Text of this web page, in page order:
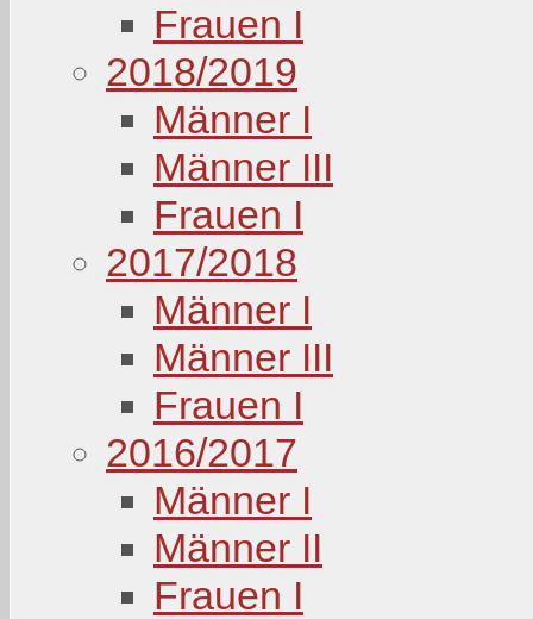
Frauen I
2018/2019
Männer I
Männer III
Frauen I
2017/2018
Männer I
Männer III
Frauen I
2016/2017
Männer I
Männer II
Frauen I